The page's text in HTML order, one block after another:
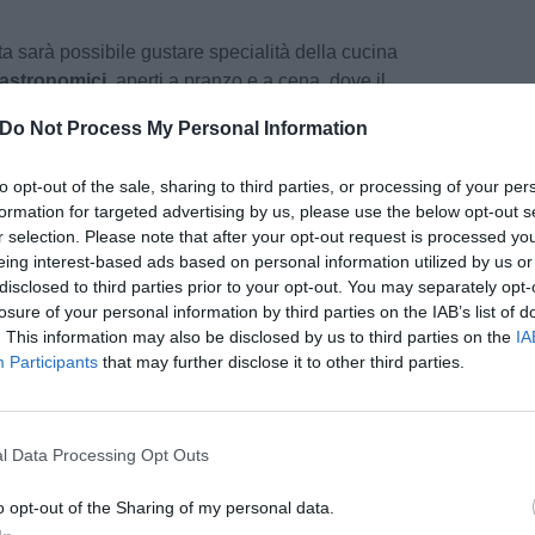
Do Not Process My Personal Information
opt-out of the sale, sharing to third parties, or processing of your
for targeted advertising by us, please use the below opt-out
selection. Please note that after your opt-out request is processed
interest-based ads based on personal information utilized by us
to third parties prior to your opt-out. You may separately
of your personal information by third parties on the IAB’s list of
This information may also be disclosed by us to third parties on the
Participants that may further disclose it to other third parties.
Data Processing Opt Outs
opt-out of the Sharing of my personal data.
sarà possibile gustare specialità della cucina
, aperti a pranzo e a cena, dove il
altri sapori del territorio. Non mancheranno
appuntamenti all'aria aperta e attività
apre con l'apertura delcampo sportivoe
dalla musica live del duo"Magical
tipica con specialità locali. La serata
Baccello Night, accompagnato dal DJ set
inizierà con imercatini artigianali
del territorio. A pranzo tornano le